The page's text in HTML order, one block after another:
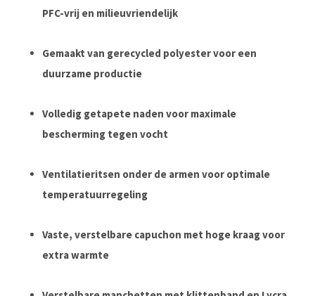
PFC-vrij en milieuvriendelijk
Gemaakt van gerecycled polyester voor een
duurzame productie
Volledig getapete naden voor maximale
bescherming tegen vocht
Ventilatieritsen onder de armen voor optimale
temperatuurregeling
Vaste, verstelbare capuchon met hoge kraag voor
extra warmte